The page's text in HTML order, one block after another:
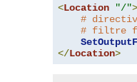
<Location "/">
#
# filtre
</Location>